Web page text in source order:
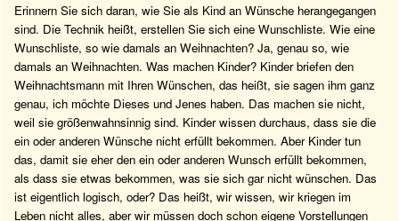
Erinnern Sie sich daran, wie Sie als Kind an Wünsche herangegangen
sind. Die Technik heißt, erstellen Sie sich eine Wunschliste. Wie eine
Wunschliste, so wie damals an Weihnachten? Ja, genau so, wie
damals an Weihnachten. Was machen Kinder? Kinder briefen den
Weihnachtsmann mit Ihren Wünschen, das heißt, sie sagen ihm ganz
genau, ich möchte Dieses und Jenes haben. Das machen sie nicht,
weil sie größenwahnsinnig sind. Kinder wissen durchaus, dass sie die
ein oder anderen Wünsche nicht erfüllt bekommen. Aber Kinder tun
das, damit sie eher den ein oder anderen Wunsch erfüllt bekommen,
als dass sie etwas bekommen, was sie sich gar nicht wünschen. Das
ist eigentlich logisch, oder? Das heißt, wir wissen, wir kriegen im
Leben nicht alles, aber wir müssen doch schon eigene Vorstellungen